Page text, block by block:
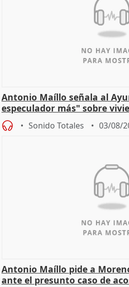
Antonio Maíllo señala al
especulador más" sobre
Becerril
Sonido Totales 03/08/
Antonio Maíllo pide a
ante el presunto caso de